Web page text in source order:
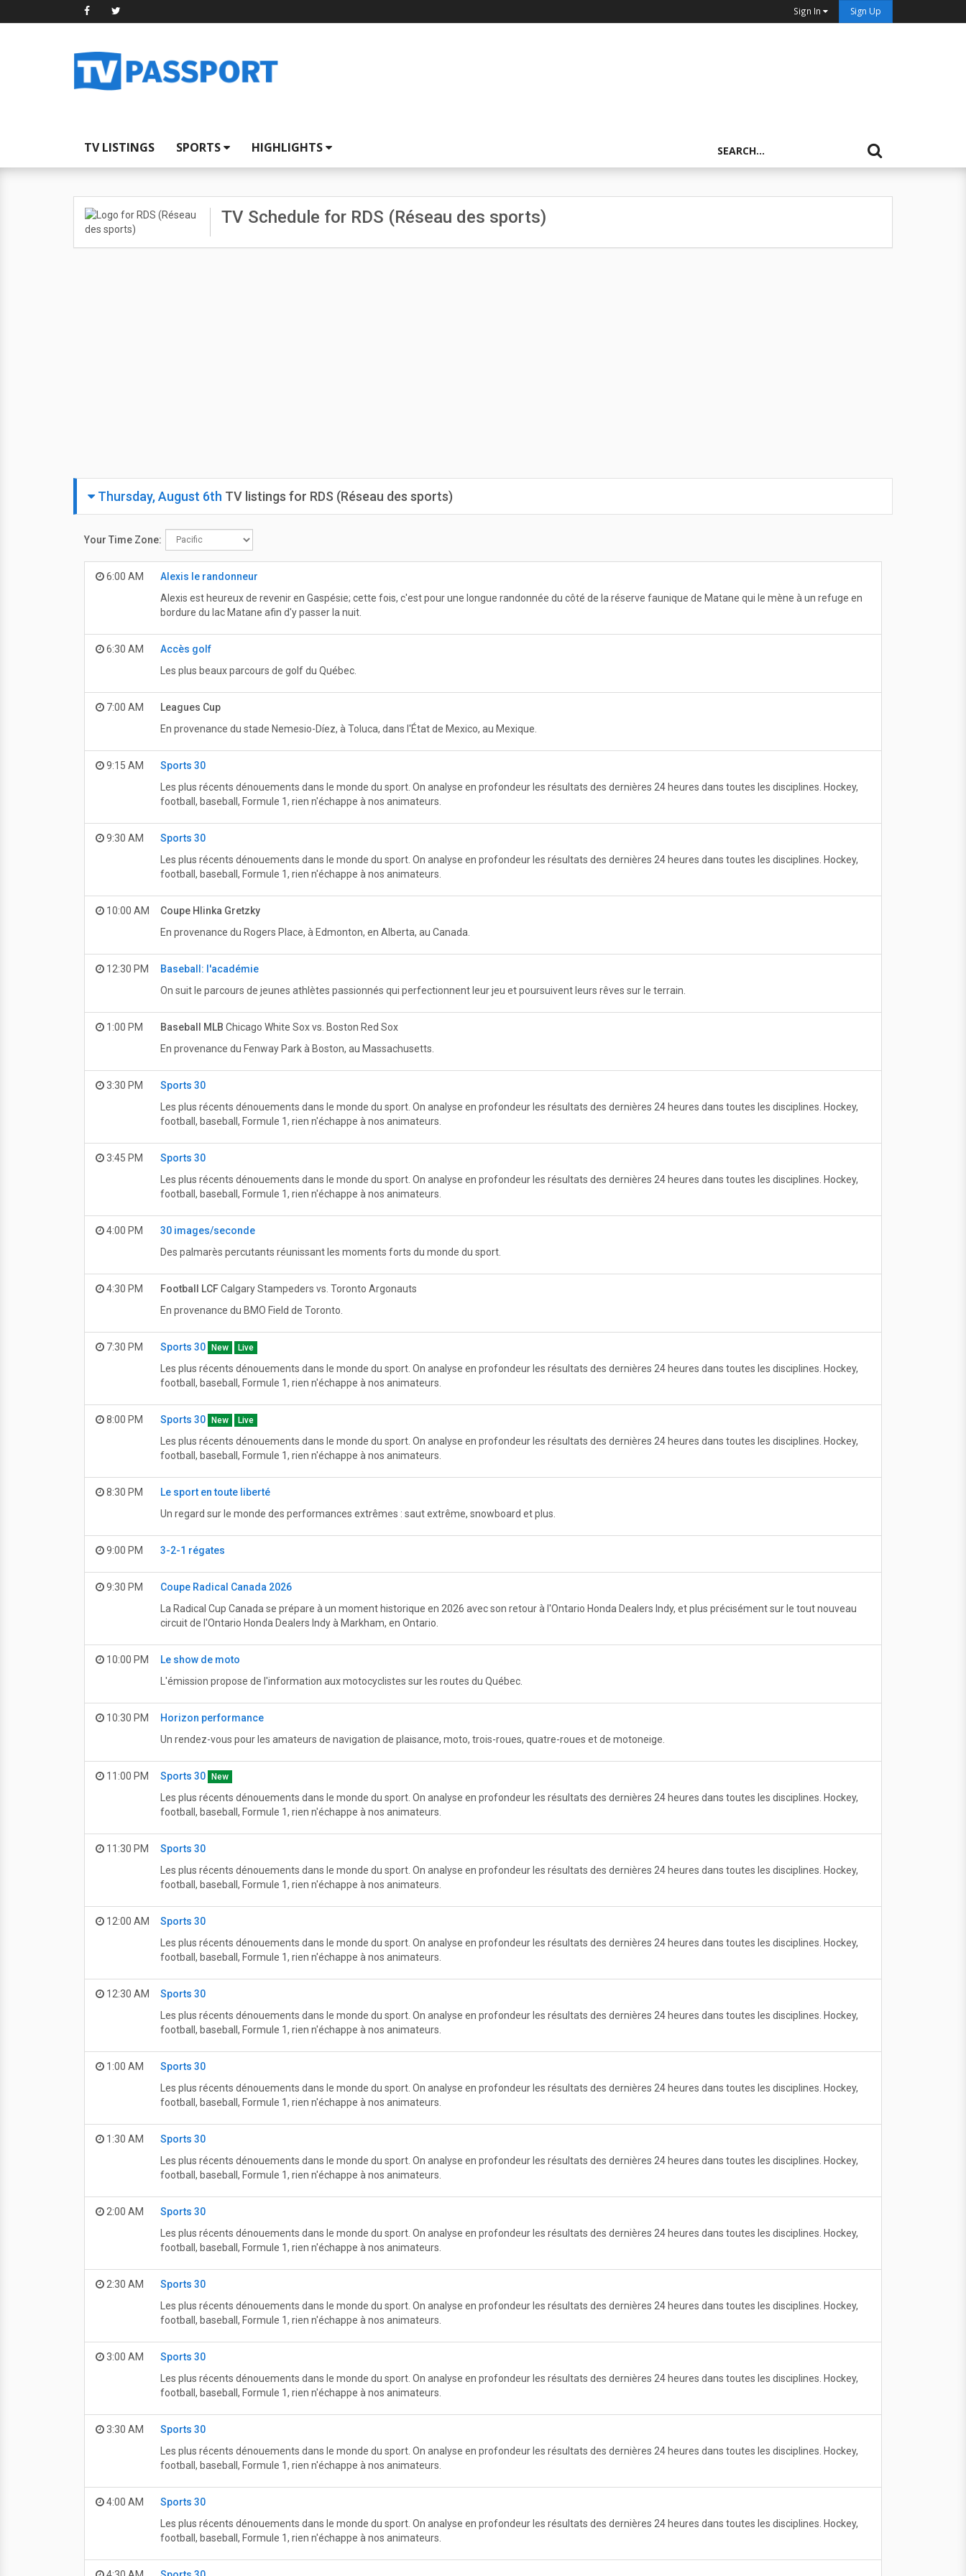
Sign In Sign Up
TV LISTINGS SPORTS HIGHLIGHTS
TV Schedule for RDS (Réseau des sports)
Thursday, August 6th TV listings for RDS (Réseau des sports)
Your Time Zone:
6:00 AM
Alexis le randonneur
Alexis est heureux de revenir en Gaspésie; cette fois, c'est pour une longue randonnée du côté de la réserve faunique de Matane qui le mène à un refuge en
bordure du lac Matane afin d'y passer la nuit.
6:30 AM
Accès golf
Les plus beaux parcours de golf du Québec.
7:00 AM
Leagues Cup
En provenance du stade Nemesio-Díez, à Toluca, dans l'État de Mexico, au Mexique.
9:15 AM
Sports 30
Les plus récents dénouements dans le monde du sport. On analyse en profondeur les résultats des dernières 24 heures dans toutes les disciplines. Hockey,
football, baseball, Formule 1, rien n'échappe à nos animateurs.
9:30 AM
Sports 30
Les plus récents dénouements dans le monde du sport. On analyse en profondeur les résultats des dernières 24 heures dans toutes les disciplines. Hockey,
football, baseball, Formule 1, rien n'échappe à nos animateurs.
10:00 AM
Coupe Hlinka Gretzky
En provenance du Rogers Place, à Edmonton, en Alberta, au Canada.
12:30 PM
Baseball: l'académie
On suit le parcours de jeunes athlètes passionnés qui perfectionnent leur jeu et poursuivent leurs rêves sur le terrain.
1:00 PM Baseball MLB Chicago White Sox vs. Boston Red Sox
En provenance du Fenway Park à Boston, au Massachusetts.
3:30 PM
Sports 30
Les plus récents dénouements dans le monde du sport. On analyse en profondeur les résultats des dernières 24 heures dans toutes les disciplines. Hockey,
football, baseball, Formule 1, rien n'échappe à nos animateurs.
3:45 PM
Sports 30
Les plus récents dénouements dans le monde du sport. On analyse en profondeur les résultats des dernières 24 heures dans toutes les disciplines. Hockey,
football, baseball, Formule 1, rien n'échappe à nos animateurs.
4:00 PM
30 images/seconde
Des palmarès percutants réunissant les moments forts du monde du sport.
4:30 PM Football LCFCalgary Stampeders vs. Toronto Argonauts
En provenance du BMO Field de Toronto.
7:30 PM Sports 30 New Live
Les plus récents dénouements dans le monde du sport. On analyse en profondeur les résultats des dernières 24 heures dans toutes les disciplines. Hockey,
football, baseball, Formule 1, rien n'échappe à nos animateurs.
8:00 PM Sports 30 New Live
Les plus récents dénouements dans le monde du sport. On analyse en profondeur les résultats des dernières 24 heures dans toutes les disciplines. Hockey,
football, baseball, Formule 1, rien n'échappe à nos animateurs.
8:30 PM
Le sport en toute liberté
Un regard sur le monde des performances extrêmes : saut extrême, snowboard et plus.
9:00 PM 3-2-1 régates
9:30 PM
Coupe Radical Canada 2026
La Radical Cup Canada se prépare à un moment historique en 2026 avec son retour à l'Ontario Honda Dealers Indy, et plus précisément sur le tout nouveau
circuit de l'Ontario Honda Dealers Indy à Markham, en Ontario.
10:00 PM
Le show de moto
L'émission propose de l'information aux motocyclistes sur les routes du Québec.
10:30 PM
Horizon performance
Un rendez-vous pour les amateurs de navigation de plaisance, moto, trois-roues, quatre-roues et de motoneige.
11:00 PM Sports 30 New
Les plus récents dénouements dans le monde du sport. On analyse en profondeur les résultats des dernières 24 heures dans toutes les disciplines. Hockey,
football, baseball, Formule 1, rien n'échappe à nos animateurs.
11:30 PM
Sports 30
Les plus récents dénouements dans le monde du sport. On analyse en profondeur les résultats des dernières 24 heures dans toutes les disciplines. Hockey,
football, baseball, Formule 1, rien n'échappe à nos animateurs.
12:00 AM
Sports 30
Les plus récents dénouements dans le monde du sport. On analyse en profondeur les résultats des dernières 24 heures dans toutes les disciplines. Hockey,
football, baseball, Formule 1, rien n'échappe à nos animateurs.
12:30 AM
Sports 30
Les plus récents dénouements dans le monde du sport. On analyse en profondeur les résultats des dernières 24 heures dans toutes les disciplines. Hockey,
football, baseball, Formule 1, rien n'échappe à nos animateurs.
1:00 AM
Sports 30
Les plus récents dénouements dans le monde du sport. On analyse en profondeur les résultats des dernières 24 heures dans toutes les disciplines. Hockey,
football, baseball, Formule 1, rien n'échappe à nos animateurs.
1:30 AM
Sports 30
Les plus récents dénouements dans le monde du sport. On analyse en profondeur les résultats des dernières 24 heures dans toutes les disciplines. Hockey,
football, baseball, Formule 1, rien n'échappe à nos animateurs.
2:00 AM
Sports 30
Les plus récents dénouements dans le monde du sport. On analyse en profondeur les résultats des dernières 24 heures dans toutes les disciplines. Hockey,
football, baseball, Formule 1, rien n'échappe à nos animateurs.
2:30 AM
Sports 30
Les plus récents dénouements dans le monde du sport. On analyse en profondeur les résultats des dernières 24 heures dans toutes les disciplines. Hockey,
football, baseball, Formule 1, rien n'échappe à nos animateurs.
3:00 AM
Sports 30
Les plus récents dénouements dans le monde du sport. On analyse en profondeur les résultats des dernières 24 heures dans toutes les disciplines. Hockey,
football, baseball, Formule 1, rien n'échappe à nos animateurs.
3:30 AM
Sports 30
Les plus récents dénouements dans le monde du sport. On analyse en profondeur les résultats des dernières 24 heures dans toutes les disciplines. Hockey,
football, baseball, Formule 1, rien n'échappe à nos animateurs.
4:00 AM
Sports 30
Les plus récents dénouements dans le monde du sport. On analyse en profondeur les résultats des dernières 24 heures dans toutes les disciplines. Hockey,
football, baseball, Formule 1, rien n'échappe à nos animateurs.